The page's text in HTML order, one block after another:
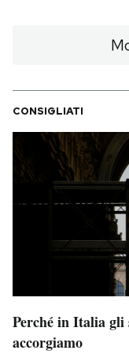
CONSIGLIATI
Perché in Italia gli
accorgiamo